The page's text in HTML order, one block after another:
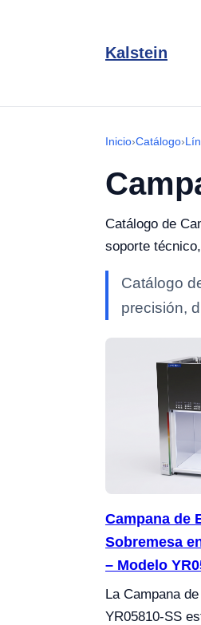
Kalstein
Inicio›Catálogo›
Catálogo de
soporte
Catálogo
precisión,
Campana de
Sobremesa
– Modelo
La Campana
YR05810-SS